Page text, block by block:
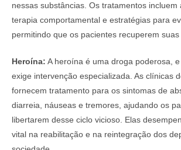
nessas substâncias. Os tratamentos incluem
terapia comportamental e estratégias para
permitindo que os pacientes recuperem suas
Heroína: A heroína é uma droga poderosa,
exige intervenção especializada. As clínicas
fornecem tratamento para os sintomas de
diarreia, náuseas e tremores, ajudando os
libertarem desse ciclo vicioso. Elas
vital na reabilitação e na reintegração dos